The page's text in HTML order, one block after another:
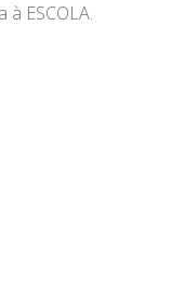
à ESCOLA.